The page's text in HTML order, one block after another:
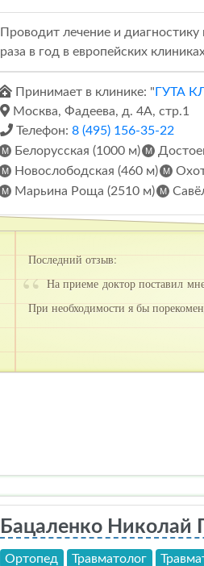
Проводит лечение и
раза в год в европейских
Принимает в клинике: " ГУТА
Москва, Фадеева, д. 4А, стр.1
Телефон: 8 (495) 156-35-22
Белорусская (1000 м)
Новослободская (460 м)
Марьина Роща (2510 м)
Последний отзыв:
На приеме доктор поставил
При необходимости я бы
Бацаленко Николай
Ортопед Травматолог